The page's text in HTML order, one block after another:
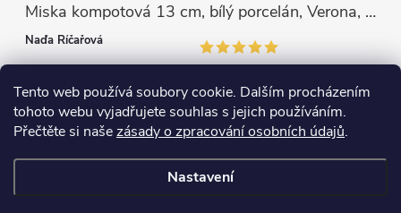
Tento web používá soubory cookie. Dalším procházením
tohoto webu vyjadřujete souhlas s jejich používáním.
Přečtěte si našezásady o zpracování osobních údajů.
Nastavení
Miska kompotová 13 cm, bílý porcelán, Verona, G. Benedikt
Naďa Říčařová
miska je trochu mělká, ale využiji